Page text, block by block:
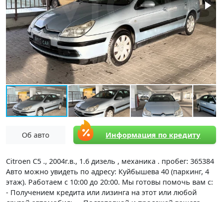
Об авто Информация по кредиту
Citroen C5 ., 2004г.в., 1.6 дизель , механика . пробег: 365384
Авто можно увидеть по адресу: Куйбышева 40 (паркинг, 4
этаж). Работаем с 10:00 до 20:00. Мы готовы помочь вам с:
- Получением кредита или лизинга на этот или любой